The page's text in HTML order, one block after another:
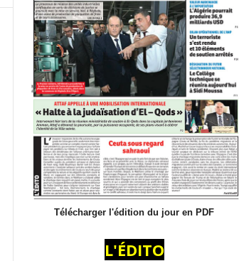
Télécharger l'édition du jour en PDF
L'ÉDITO